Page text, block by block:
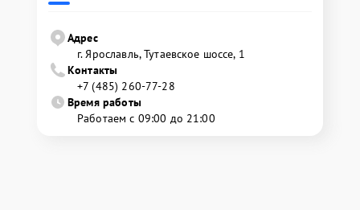
Адрес
г. Ярославль, Тутаевское шоссе, 1
Контакты
+7 (485) 260-77-28
Время работы
Работаем с 09:00 до 21:00